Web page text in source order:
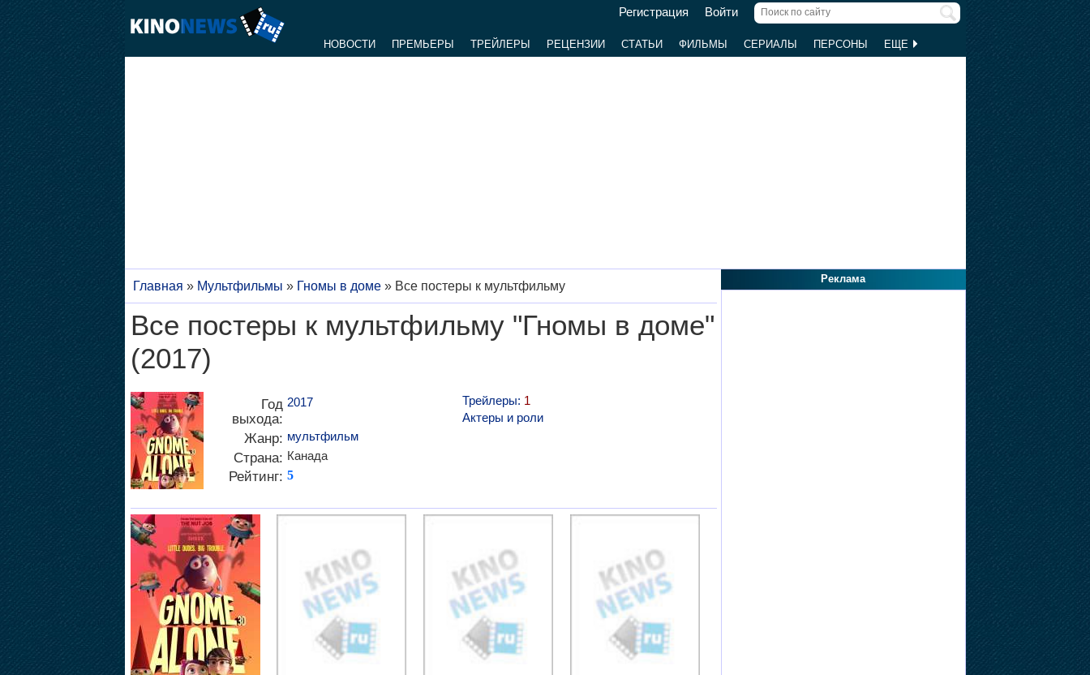
Регистрация Войти
НОВОСТИ ПРЕМЬЕРЫ ТРЕЙЛЕРЫ РЕЦЕНЗИИ СТАТЬИ ФИЛЬМЫ СЕРИАЛЫ ПЕРСОНЫ ЕЩЕ
Главная » Мультфильмы » Гномы в доме» Все постеры к мультфильму
Все постеры к мультфильму "Гномы в доме"
(2017)
Год
выхода:
2017
Жанр: мультфильм
Страна: Канада
Рейтинг: 5
Трейлеры: 1
Актеры и роли
Реклама